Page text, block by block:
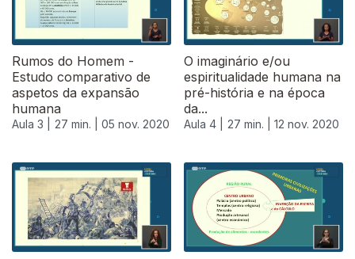
Rumos do Homem -
Estudo comparativo de
aspetos da expansão
humana
Aula 3 | 27 min. | 05 nov. 2020
O imaginário e/ou
espiritualidade humana na
pré-história e na época
da...
Aula 4 | 27 min. | 12 nov. 2020